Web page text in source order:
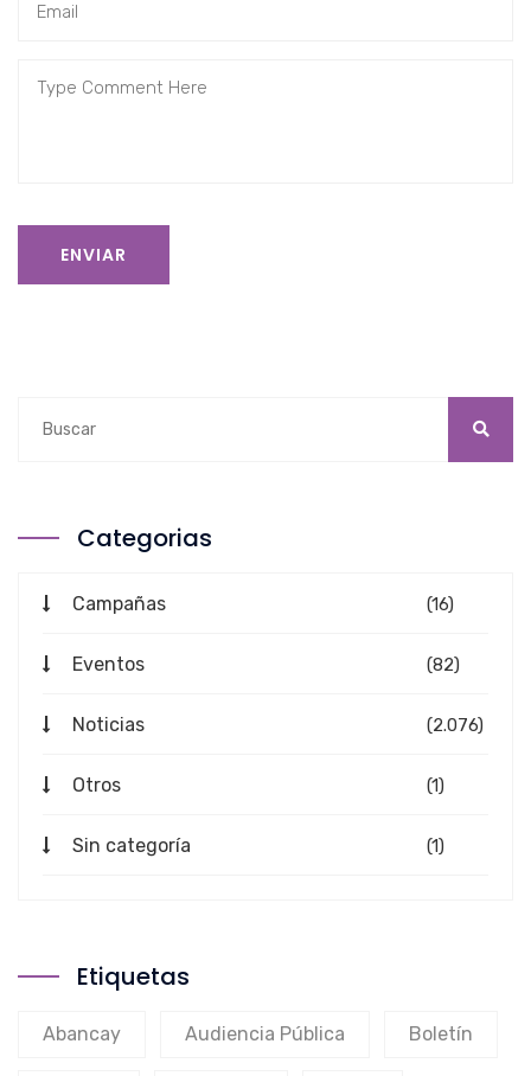
ENVIAR
Categorias
Campañas (16)
Eventos (82)
Noticias (2.076)
Otros (1)
Sin categoría (1)
Etiquetas
Abancay Audiencia Pública Boletín